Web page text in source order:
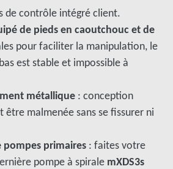
de contrôle intégré client.
de pieds en caoutchouc et de
pour faciliter la manipulation, le
est stable et impossible à
métallique : conception
être malmenée sans se fissurer ni
pompes primaires : faites votre
pompe à spirale mXDS3s